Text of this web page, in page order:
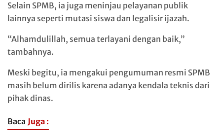
Selain SPMB, ia juga meninjau pelayanan publik
lainnya seperti mutasi siswa dan legalisir ijazah.
“Alhamdulillah, semua terlayani dengan baik,”
tambahnya.
Meski begitu, ia mengakui pengumuman resmi SPMB
masih belum dirilis karena adanya kendala teknis dari
pihak dinas.
Baca Juga :